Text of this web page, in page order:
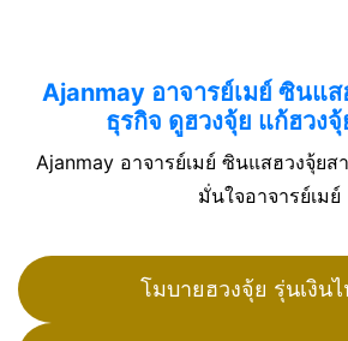
Ajanmay อาจารย์เมย์ ซินแ
ธุรกิจ ดูฮวงจุ้ย แก้ฮวง
Ajanmay อาจารย์เมย์ ซินแสฮวงจุ้ยส
มั่นใจอาจารย์เมย์
โมบายฮวงจุ้ย รุ่นเงิน